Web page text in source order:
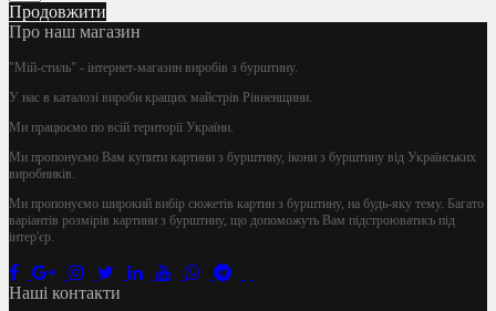
Продовжити
Про наш магазин
"Мій-стиль" - інтернет-магазин виробів з бурштину.
У нас в каталозі вироби кращих майстрів Рівненщини.
Ми працюємо по всій території України.
Ми пропонуємо Вам купити картини з бурштину, ікони з бурштину від Українських
виробників.
Ми пропонуємо широкий вибір сюжетів картин з бурштину, на будь-яку тему. Багато
варіантів розмірів картини з бурштину, що допоможуть Вам підстроюватись під
інтер'єр.
Наші контакти